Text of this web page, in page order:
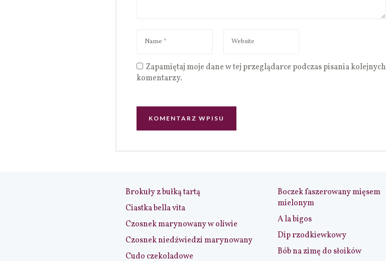
Zapamiętaj moje dane w tej przeglądarce podczas pisania kolejnych
komentarzy.
Brokuły z bułką tartą
Ciastka bella vita
Czosnek marynowany w oliwie
Czosnek niedźwiedzi marynowany
Cudo czekoladowe
Boczek faszerowany mięsem
mielonym
A la bigos
Dip rzodkiewkowy
Bób na zimę do słoików